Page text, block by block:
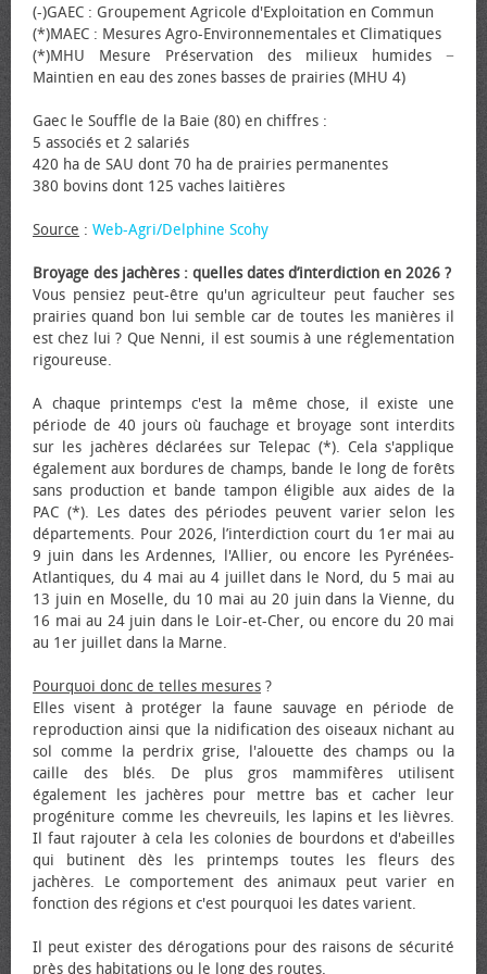
(-)GAEC : Groupement Agricole d'Exploitation en Commun
(*)MAEC : Mesures Agro-Environnementales et Climatiques
(*)MHU Mesure Préservation des milieux humides −
Maintien en eau des zones basses de prairies (MHU 4)
Gaec le Souffle de la Baie (80) en chiffres :
5 associés et 2 salariés
420 ha de SAU dont 70 ha de prairies permanentes
380 bovins dont 125 vaches laitières
Source : Web-Agri/Delphine Scohy
Broyage des jachères : quelles dates d’interdiction en 2026 ?
Vous pensiez peut-être qu'un agriculteur peut faucher ses
prairies quand bon lui semble car de toutes les manières il
est chez lui ? Que Nenni, il est soumis à une réglementation
rigoureuse.
A chaque printemps c'est la même chose, il existe une
période de 40 jours où fauchage et broyage sont interdits
sur les jachères déclarées sur Telepac (*). Cela s'applique
également aux bordures de champs, bande le long de forêts
sans production et bande tampon éligible aux aides de la
PAC (*). Les dates des périodes peuvent varier selon les
départements. Pour 2026, l’interdiction court du 1er mai au
9 juin dans les Ardennes, l'Allier, ou encore les Pyrénées-
Atlantiques, du 4 mai au 4 juillet dans le Nord, du 5 mai au
13 juin en Moselle, du 10 mai au 20 juin dans la Vienne, du
16 mai au 24 juin dans le Loir-et-Cher, ou encore du 20 mai
au 1er juillet dans la Marne.
Pourquoi donc de telles mesures ?
Elles visent à protéger la faune sauvage en période de
reproduction ainsi que la nidification des oiseaux nichant au
sol comme la perdrix grise, l'alouette des champs ou la
caille des blés. De plus gros mammifères utilisent
également les jachères pour mettre bas et cacher leur
progéniture comme les chevreuils, les lapins et les lièvres.
Il faut rajouter à cela les colonies de bourdons et d'abeilles
qui butinent dès les printemps toutes les fleurs des
jachères. Le comportement des animaux peut varier en
fonction des régions et c'est pourquoi les dates varient.
Il peut exister des dérogations pour des raisons de sécurité
près des habitations ou le long des routes.